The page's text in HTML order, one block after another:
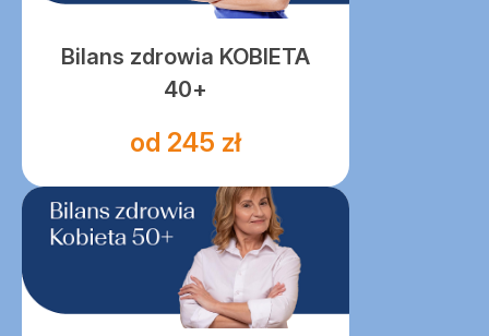
Bilans zdrowia KOBIETA
40+
od 245 zł